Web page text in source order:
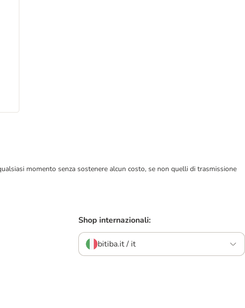
momento senza sostenere alcun costo, se non quelli di trasmissione
Shop internazionali:
bitiba.it / it